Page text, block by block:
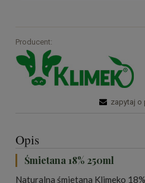
Producent:
zapytaj o
Opis
Śmietana 18% 250ml
Naturalna śmietana Klimeko